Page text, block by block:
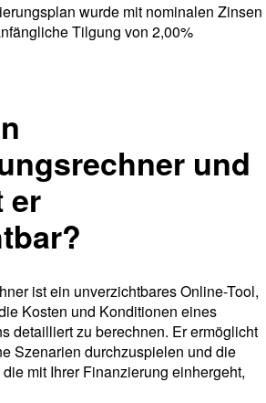
wurde mit nominalen Zinsen
Tilgung von 2,00%
und
er
ist ein unverzichtbares Online-Tool,
Kosten und Konditionen eines
detailliert zu berechnen. Er ermöglicht
Szenarien durchzuspielen und die
mit Ihrer Finanzierung einhergeht,